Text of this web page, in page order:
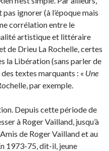
ignorer (à l’époque mais
corrélation entre le
artistique et littéraire
de Drieu La Rochelle, certes
la Libération (sans parler de
textes marquants : « Une
par exemple.
Depuis cette période de
à Roger Vailland, jusqu’à
de Roger Vailland et au
1973-75, dit-il, jeune